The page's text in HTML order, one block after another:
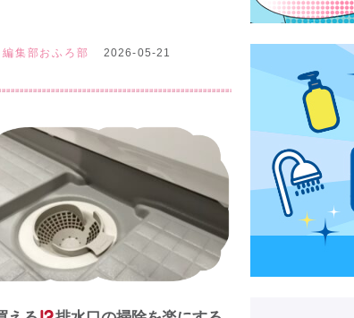
編集部おふろ部 2026-05-21